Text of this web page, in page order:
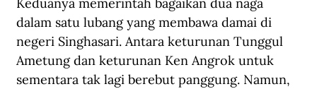
Keduanya memerintah bagaikan dua naga
dalam satu lubang yang membawa damai di
negeri Singhasari. Antara keturunan Tunggul
Ametung dan keturunan Ken Angrok untuk
sementara tak lagi berebut panggung. Namun,